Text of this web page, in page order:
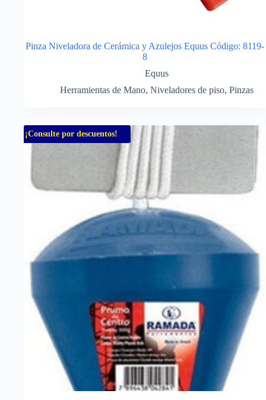
Pinza Niveladora de Cerámica y Azulejos Equus Código: 8119-
8
Equus
Herramientas de Mano, Niveladores de piso, Pinzas
¡Consulte por descuentos!